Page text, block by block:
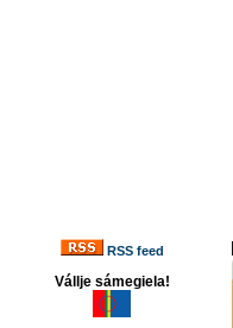
RSS feed
Vállje sámegiela!